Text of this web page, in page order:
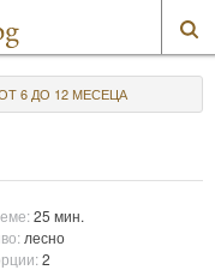
6 ДО 12 МЕСЕЦА
25 мин.
лесно
2